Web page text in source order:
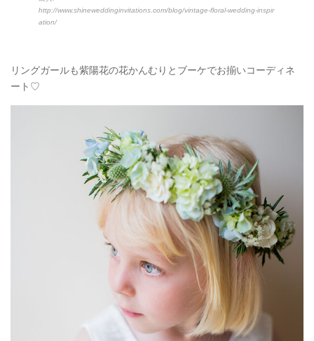
http://www.shineweddinginvitations.com/blog/vintage-floral-wedding-inspir
ation/
リングガールも紫陽花の花かんむりとブーケでお揃いコーディネ
ート♡